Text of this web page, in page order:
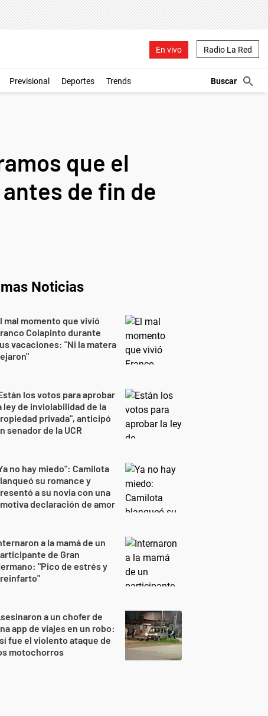
En vivo Radio La Red
Previsional Deportes Trends
que el
de fin de
Noticias
mal momento que vivió
Colapinto durante
vacaciones: "Ni la matera
los votos para aprobar
ley de inviolabilidad de la
privada", anticipó
senador de la UCR
no hay miedo": Camilota
su romance y
a su novia con una
declaración de amor
a la mamá de un
de Gran
"Pico de estrés y
a un chofer de
app de viajes en un robo:
fue el violento ataque de
motochorros